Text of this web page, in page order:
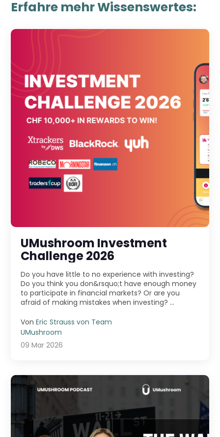
Erfahre mehr Wissenswertes:
UMushroom Investment
Challenge 2026
Do you have little to no experience with investing?
Do you think you don&rsquo;t have enough money
to participate in financial markets? Or are you
afraid of making mistakes when investing? ...
VonEric Strauss von Team
UMushroom
09 Mar 2026